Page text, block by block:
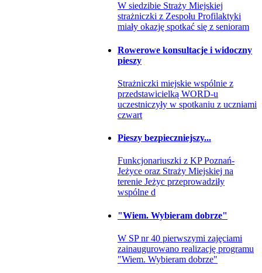
W siedzibie Straży Miejskiej
strażniczki z Zespołu Profilaktyki
miały okazję spotkać się z senioram
Rowerowe konsultacje i widoczny
pieszy
Strażniczki miejskie wspólnie z
przedstawicielką WORD-u
uczestniczyły w spotkaniu z uczniami
czwart
Pieszy bezpieczniejszy...
Funkcjonariuszki z KP Poznań-
Jeżyce oraz Straży Miejskiej na
terenie Jeżyc przeprowadziły
wspólne d
"Wiem. Wybieram dobrze"
W SP nr 40 pierwszymi zajęciami
zainaugurowano realizację programu
"Wiem. Wybieram dobrze"